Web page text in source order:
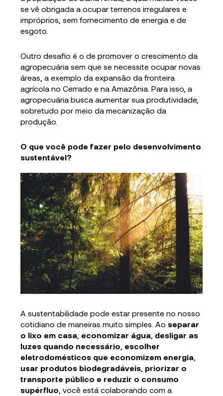
se vê obrigada a ocupar terrenos irregulares e
impróprios, sem fornecimento de energia e de
esgoto.
Outro desafio é o de promover o crescimento da
agropecuária sem que se necessite ocupar novas
áreas, a exemplo da expansão da fronteira
agrícola no Cerrado e na Amazônia. Para isso, a
agropecuária busca aumentar sua produtividade,
sobretudo por meio da mecanização da
produção.
O que você pode fazer pelo desenvolvimento
sustentável?
A sustentabilidade pode estar presente no nosso
cotidiano de maneiras muito simples. Ao separar
o lixo em casa economizar água desligar as
luzes quando necessário escolher
eletrodomésticos que economizem energia
usar produtos biodegradáveis priorizar o
transporte público e reduzir o consumo
supérfluo , você está colaborando com a